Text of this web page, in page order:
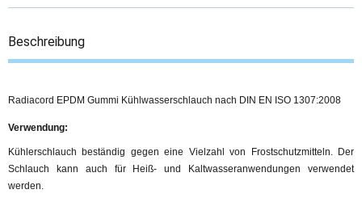
Beschreibung
Radiacord EPDM Gummi Kühlwasserschlauch nach DIN EN ISO 1307:2008
Verwendung:
Kühlerschlauch beständig gegen eine Vielzahl von Frostschutzmitteln. Der
Schlauch kann auch für Heiß- und Kaltwasseranwendungen verwendet
werden.